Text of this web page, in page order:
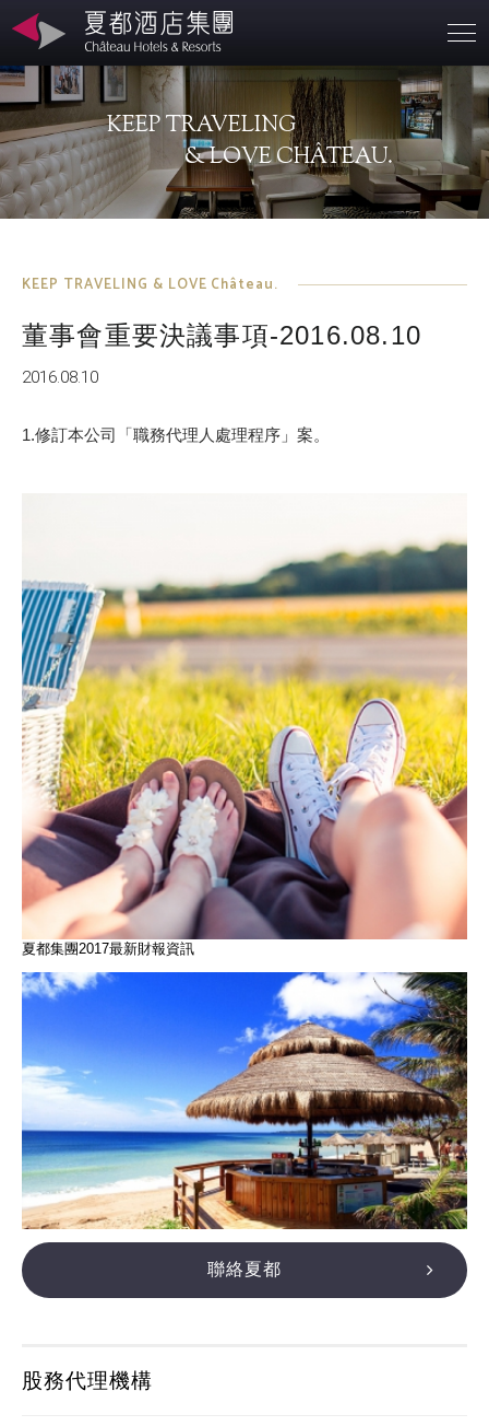
KEEP TRAVELING
& LOVE CHÂTEAU.
KEEP TRAVELING & LOVE Château.
董事會重要決議事項-2016.08.10
2016.08.10
1.修訂本公司「職務代理人處理程序」案。
夏都集團2017最新財報資訊
聯絡夏都
股務代理機構
営業拠点
会社概要
持続可能な発展
お問合せ先